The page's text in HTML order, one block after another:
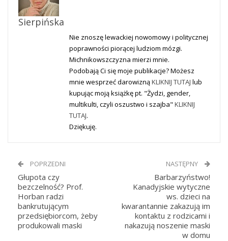
Sierpińska
Nie znoszę lewackiej nowomowy i politycznej
poprawności piorącej ludziom mózgi.
Michnikowszczyzna mierzi mnie.
Podobają Ci się moje publikacje? Możesz
mnie wesprzeć darowiznąKLIKNIJ TUTAJ lub
kupując moją książkę pt. "Żydzi, gender,
multikulti, czyli oszustwo i szajba" KLIKNIJ
TUTAJ.
Dziękuję.
POPRZEDNI
Głupota czy
bezczelność? Prof.
Horban radzi
bankrutującym
przedsiębiorcom, żeby
produkowali maski
NASTĘPNY
Barbarzyństwo!
Kanadyjskie wytyczne
ws. dzieci na
kwarantannie zakazują im
kontaktu z rodzicami i
nakazują noszenie maski
w domu